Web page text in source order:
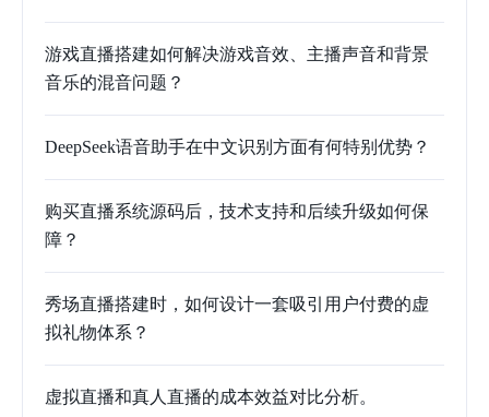
游戏直播搭建如何解决游戏音效、主播声音和背景
音乐的混音问题？
DeepSeek语音助手在中文识别方面有何特别优势？
购买直播系统源码后，技术支持和后续升级如何保
障？
秀场直播搭建时，如何设计一套吸引用户付费的虚
拟礼物体系？
虚拟直播和真人直播的成本效益对比分析。